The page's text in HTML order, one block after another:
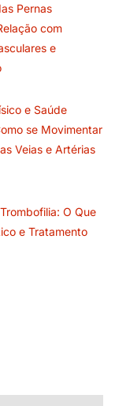
Pernas
com
e
e Saúde
se Movimentar
Veias e Artérias
O Que
e Tratamento